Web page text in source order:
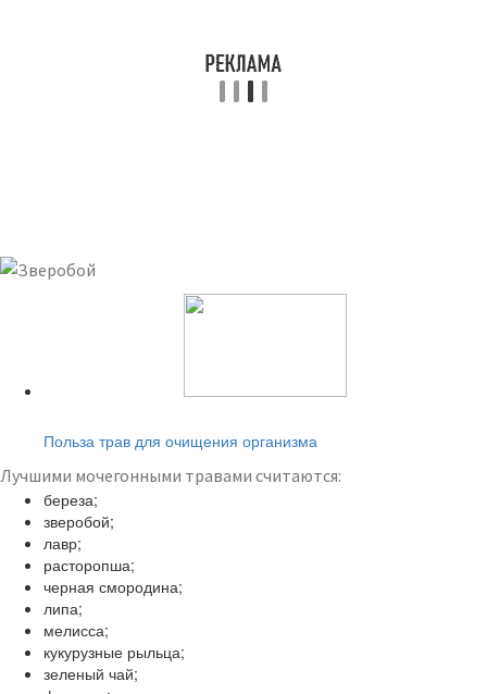
Польза трав для очищения организма
Лучшими мочегонными травами считаются:
береза;
зверобой;
лавр;
расторопша;
черная смородина;
липа;
мелисса;
кукурузные рыльца;
зеленый чай;